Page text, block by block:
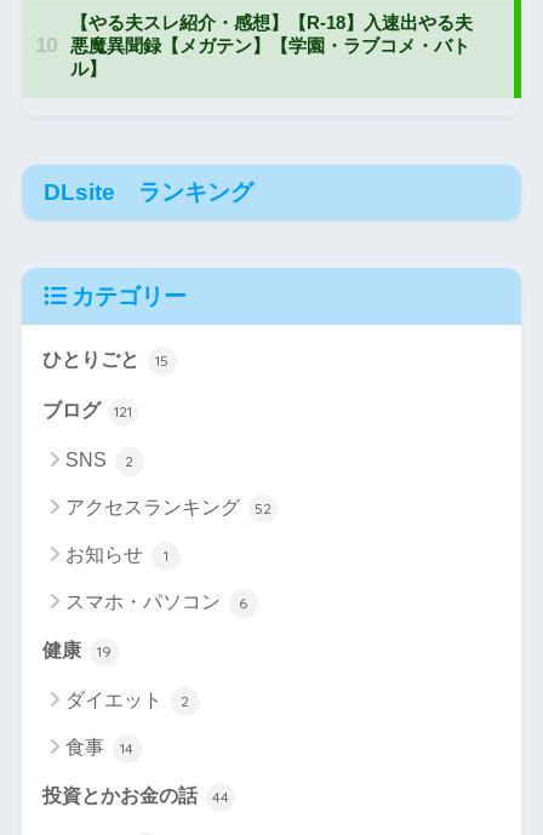
DLsite ランキング
カテゴリー
ひとりごと 15
ブログ 121
SNS 2
アクセスランキング 52
お知らせ 1
スマホ・パソコン 6
健康 19
ダイエット 2
食事 14
投資とかお金の話 44